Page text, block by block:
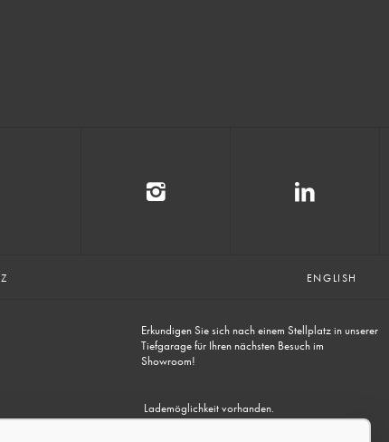
ENGLISH
Erkundigen Sie sich nach einem Stellplatz in unserer
Tiefgarage für Ihren nächsten Besuch im
Showroom!
Lademöglichkeit vorhanden.